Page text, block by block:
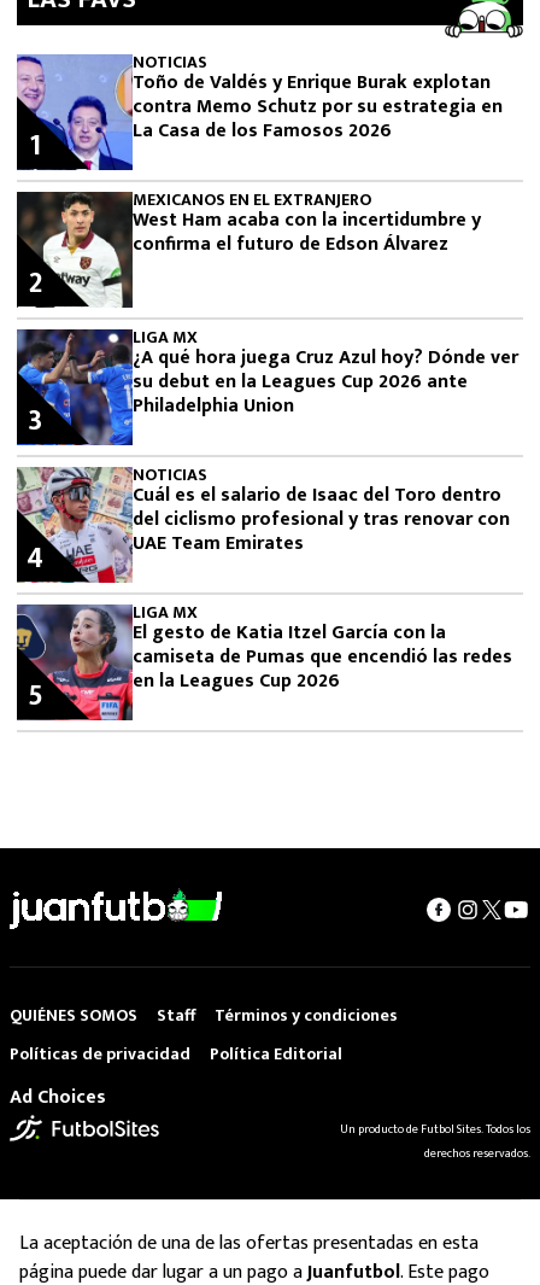
NOTICIAS
Toño de Valdés y Enrique Burak explotan
contra Memo Schutz por su estrategia en
La Casa de los Famosos 2026
1
MEXICANOS EN EL EXTRANJERO
West Ham acaba con la incertidumbre y
confirma el futuro de Edson Álvarez
2
LIGA MX
¿A qué hora juega Cruz Azul hoy? Dónde ver
su debut en la Leagues Cup 2026 ante
Philadelphia Union
3
NOTICIAS
Cuál es el salario de Isaac del Toro dentro
del ciclismo profesional y tras renovar con
UAE Team Emirates
4
LIGA MX
El gesto de Katia Itzel García con la
camiseta de Pumas que encendió las redes
en la Leagues Cup 2026
5
QUIÉNES SOMOS Staff
Términos y condiciones
Políticas de privacidad
Política Editorial
Ad Choices
Un producto de Futbol Sites. Todos los
derechos reservados.
La aceptación de una de las ofertas presentadas en esta
página puede dar lugar a un pago aJuanfutbol. Este pago